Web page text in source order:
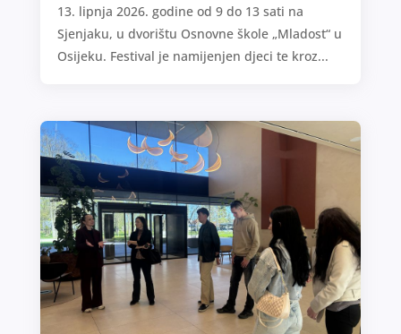
13. lipnja 2026. godine od 9 do 13 sati na
Sjenjaku, u dvorištu Osnovne škole „Mladost“ u
Osijeku. Festival je namijenjen djeci te kroz...